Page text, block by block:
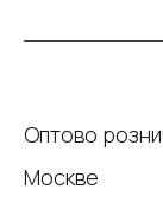
Оптово
Москве